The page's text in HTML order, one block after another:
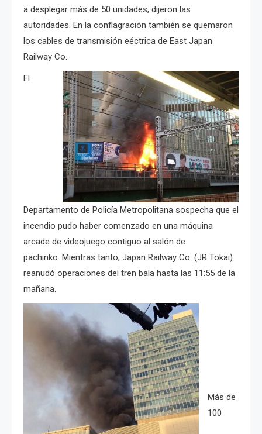
a desplegar más de 50 unidades, dijeron las
autoridades. En la conflagración también se quemaron
los cables de transmisión eéctrica de East Japan
Railway Co.
El
Departamento de Policía Metropolitana sospecha que el
incendio pudo haber comenzado en una máquina
arcade de videojuego contiguo al salón de
pachinko. Mientras tanto, Japan Railway Co. (JR Tokai)
reanudó operaciones del tren bala hasta las 11:55 de la
mañana.
Más de
100